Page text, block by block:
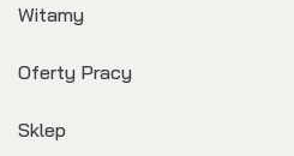
Witamy
Oferty Pracy
Sklep